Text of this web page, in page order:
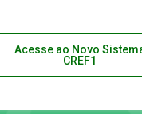
Acesse ao Novo
CREF1